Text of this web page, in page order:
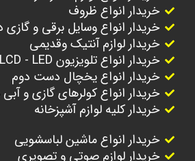
خریدار انواع ظروف
خریدار انواع وسایل برقی و
خریدار لوازم آنتیک وقدیمی
خریدار انواع تلویزیون LCD - LED
خریدار انواع یخچال دست دوم
خریدار انواع کولرهای گازی و
خریدار کلیه لوازم آشپزخانه
خریدار انواع ماشین لباسشویی
خریدار لوازم صوتی و تصویری